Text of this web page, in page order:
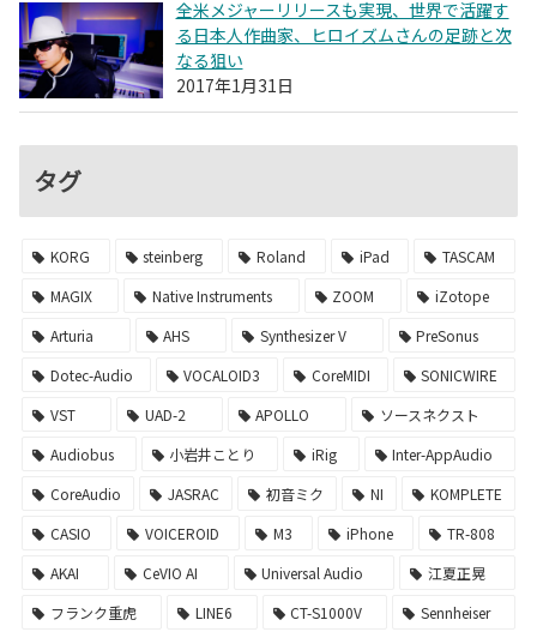
全米メジャーリリースも実現、世界で活躍す
る日本人作曲家、ヒロイズムさんの足跡と次
なる狙い
2017年1月31日
タグ
KORG steinberg Roland iPad
TASCAM
MAGIX
Native Instruments ZOOM
iZotope
Arturia
AHS Synthesizer V
PreSonus
Dotec-Audio
VOCALOID3 CoreMIDI
SONICWIRE
VST
UAD-2 APOLLO
ソースネクスト
Audiobus
小岩井ことり iRig
Inter-AppAudio
CoreAudio
JASRAC 初音ミク NI
KOMPLETE
CASIO
VOICEROID M3 iPhone
TR-808
AKAI
CeVIO AI Universal Audio
江夏正晃
フランク重虎
LINE6 CT-S1000V
Sennheiser